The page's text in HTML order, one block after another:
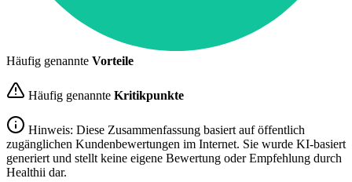
Häufig genannte Vorteile
Häufig genannte Kritikpunkte
Hinweis: Diese Zusammenfassung basiert auf öffentlich
zugänglichen Kundenbewertungen im Internet. Sie wurde KI-basiert
generiert und stellt keine eigene Bewertung oder Empfehlung durch
Healthii dar.